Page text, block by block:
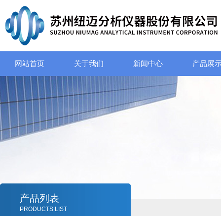
网站首页 关于我们 新闻中心 产品展
产品列表
PRODUCTS LIST